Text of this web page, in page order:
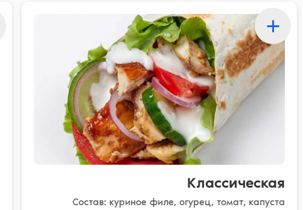
Классическая
Состав: куриное филе, огурец, томат, капуста